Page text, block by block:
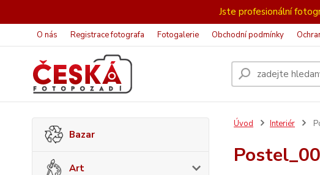
Jste profesionální
O nás Registrace fotografa Fotogalerie Obchodní podmínky
Bazar
Art
Úvod Interiér